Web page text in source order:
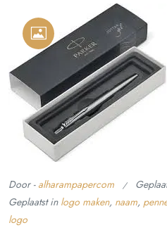
Door - alharampapercom
Geplaatst in logo maken, naam,
logo